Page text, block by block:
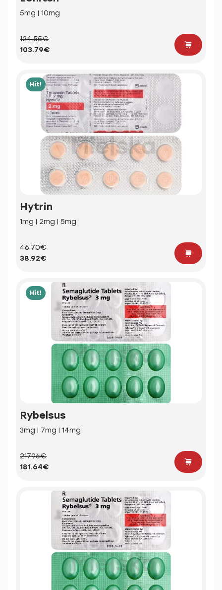
5mg | 10mg
124.55€
103.79€
Hit!
Hytrin
1mg | 2mg | 5mg
46.70€
38.92€
Hit!
Rybelsus
3mg | 7mg | 14mg
217.96€
181.64€